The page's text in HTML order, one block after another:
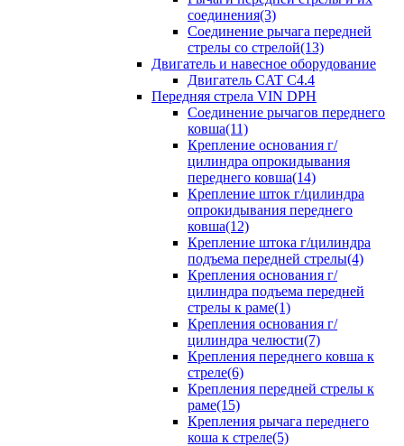
соединения(3)
Соединение рычага передней
стрелы со стрелой(13)
Двигатель и навесное оборудование
Двигатель CAT C4.4
Передняя стрела VIN DPH
Cоединение рычагов переднего
ковша(11)
Крепление основания г/
цилиндра опрокидывания
переднего ковша(14)
Крепление шток г/цилиндра
опрокидывания переднего
ковша(12)
Крепление штока г/цилиндра
подъема передней стрелы(4)
Крепления основания г/
цилиндра подъема передней
стрелы к раме(1)
Крепления основания г/
цилиндра челюсти(7)
Крепления переднего ковша к
стреле(6)
Крепления передней стрелы к
раме(15)
Крепления рычага переднего
коша к стреле(5)